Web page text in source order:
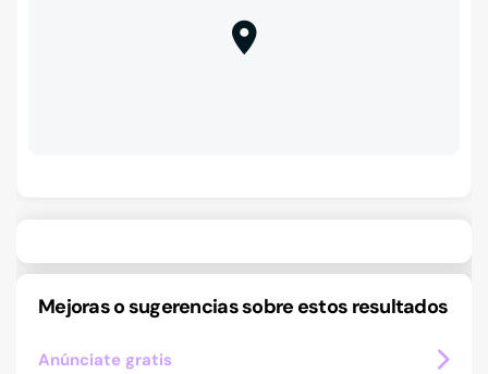
Mejoras o sugerencias sobre estos resultados
Anúnciate gratis